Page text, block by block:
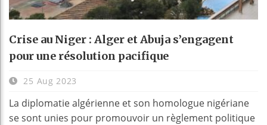
Crise au Niger : Alger et Abuja s’engagent
pour une résolution pacifique
25 Aug 2023
La diplomatie algérienne et son homologue nigériane
se sont unies pour promouvoir un règlement politique